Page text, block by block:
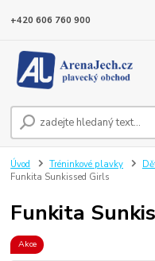
+420 606 760 900
Úvod Tréninkové plavky
Funkita Sunkissed Girls
Funkita
Akce